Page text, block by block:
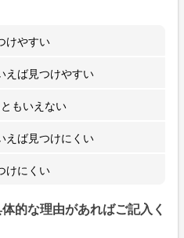
けやすい
えば見つけやすい
もいえない
えば見つけにくい
けにくい
的な理由があればご記入く